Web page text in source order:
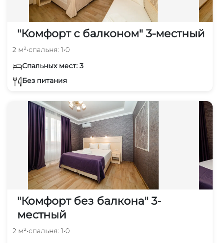
"Комфорт с балконом" 3-местный
2 м²•спальня: 1•0
Спальных мест: 3
Без питания
"Комфорт без балкона" 3-
местный
2 м²•спальня: 1•0